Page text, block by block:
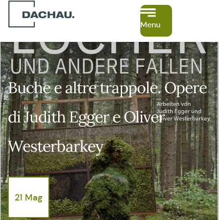
Menu
Buche e altre trappole. Opere
di Judith Egger e Oliver
Westerbarkey
21 Mag